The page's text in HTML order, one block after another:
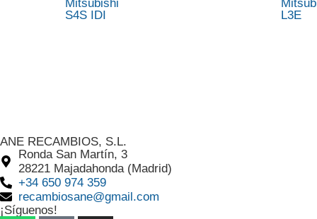
Mitsubishi
S4S IDI
L3E
ANE RECAMBIOS, S.L.
Ronda San Martín, 3
28221 Majadahonda (Madrid)
+34 650 974 359
recambiosane@gmail.com
¡Síguenos!